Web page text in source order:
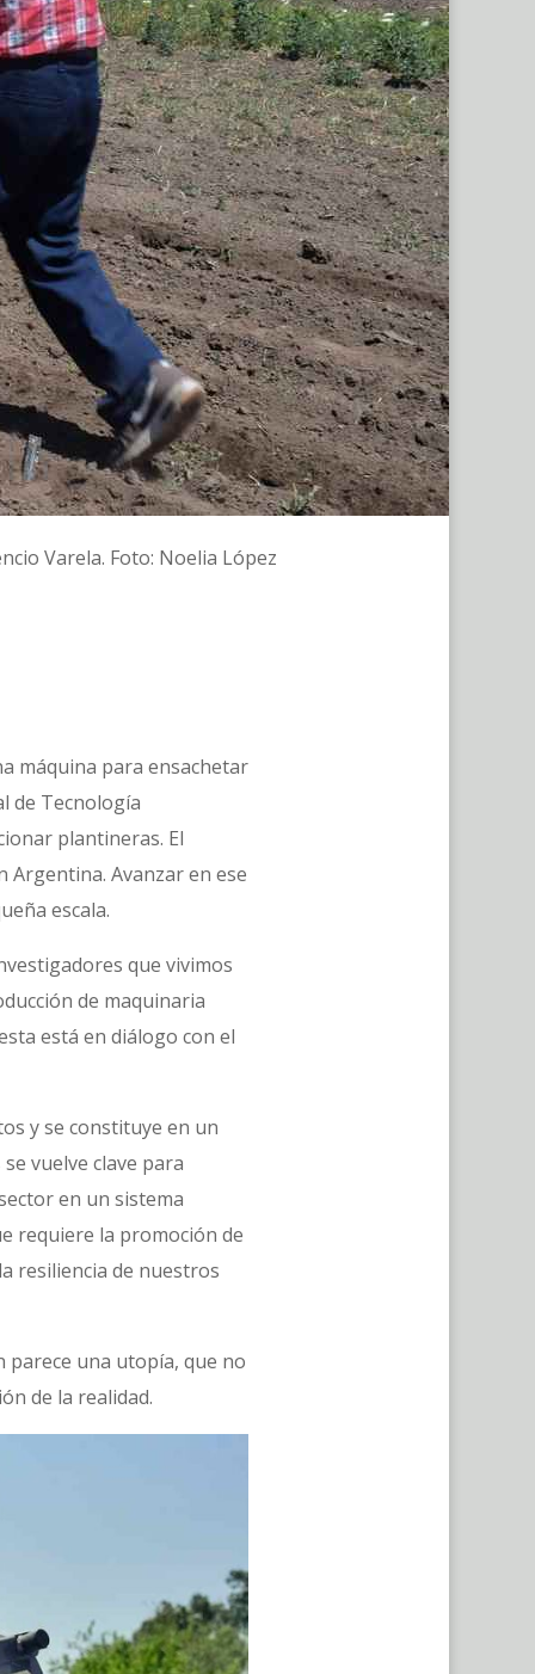
Varela. Foto: Noelia López
máquina para ensachetar
de Tecnología
plantineras. El
Avanzar en ese
escala.
que vivimos
de maquinaria
está en diálogo con el
y se constituye en un
vuelve clave para
en un sistema
requiere la promoción de
resiliencia de nuestros
parece una utopía, que no
de la realidad.